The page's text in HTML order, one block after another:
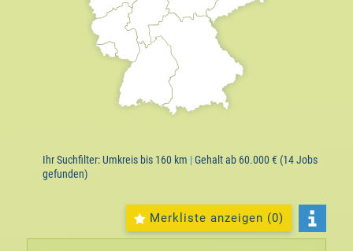
Ihr Suchfilter:Umkreis bis 160 km |Gehalt ab 60.000 € (14 Jobs
gefunden)
Merkliste anzeigen (0)